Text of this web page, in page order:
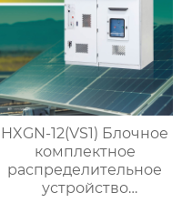
HXGN-12(VS1) Блочное
комплектное
распределительное
устройство